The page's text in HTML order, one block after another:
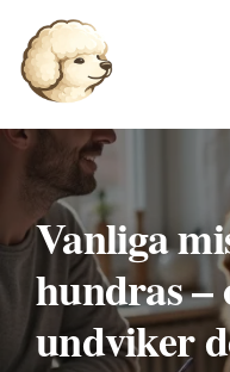
Hoppa
till
Vanliga
hundras –
undviker